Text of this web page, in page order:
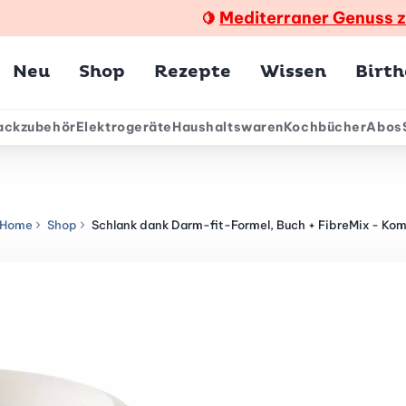
🍋 Mediterraner Genuss
Neu Shop Rezepte Wissen
ElektrogeräteHaushaltswarenKochbücherAbos
Home Shop Schlank dank Darm-fit-Formel, Buch + FibreMix -